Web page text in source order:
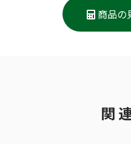
商品の
関